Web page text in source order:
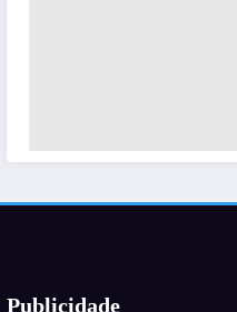
Publicidade